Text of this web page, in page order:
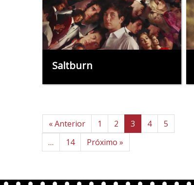
Saltburn
« Anterior 1 2 3 4
5
…
14 Próximo »